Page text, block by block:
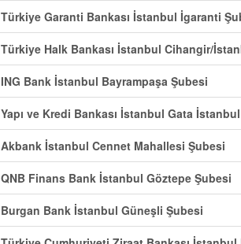
Türkiye Garanti Bankası İstanbul İgaranti
Türkiye Halk Bankası İstanbul Cihangir/
ING Bank İstanbul Bayrampaşa Şubesi
Yapı ve Kredi Bankası İstanbul Gata
Akbank İstanbul Cennet Mahallesi Şubesi
QNB Finans Bank İstanbul Göztepe Şubesi
Burgan Bank İstanbul Güneşli Şubesi